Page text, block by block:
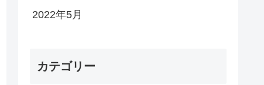
2022年5月
カテゴリー